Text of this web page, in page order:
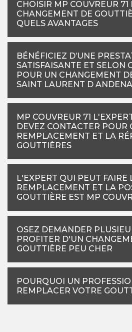
CHOISIR MP COUVREUR 71
CHANGEMENT DE
QUELS AVANTAGES
BÉNÉFICIEZ D’UNE
SATISFAISANTE ET SELON
POUR UN CHANGEMENT
SAINT LAURENT D
MP COUVREUR 71
DEVEZ CONTACTER POUR
REMPLACEMENT ET LA
GOUTTIÈRES
L'EXPERT QUI PEUT FAIRE
REMPLACEMENT ET LA
GOUTTIÈRE EST MP
OSEZ DEMANDER
PROFITER D'UN
GOUTTIÈRE PEU CHER
POURQUOI UN
REMPLACER VOTRE